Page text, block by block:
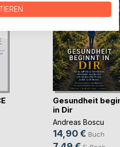
Gesundheit
in Dir
Andreas Boscu
14,90 € Buch